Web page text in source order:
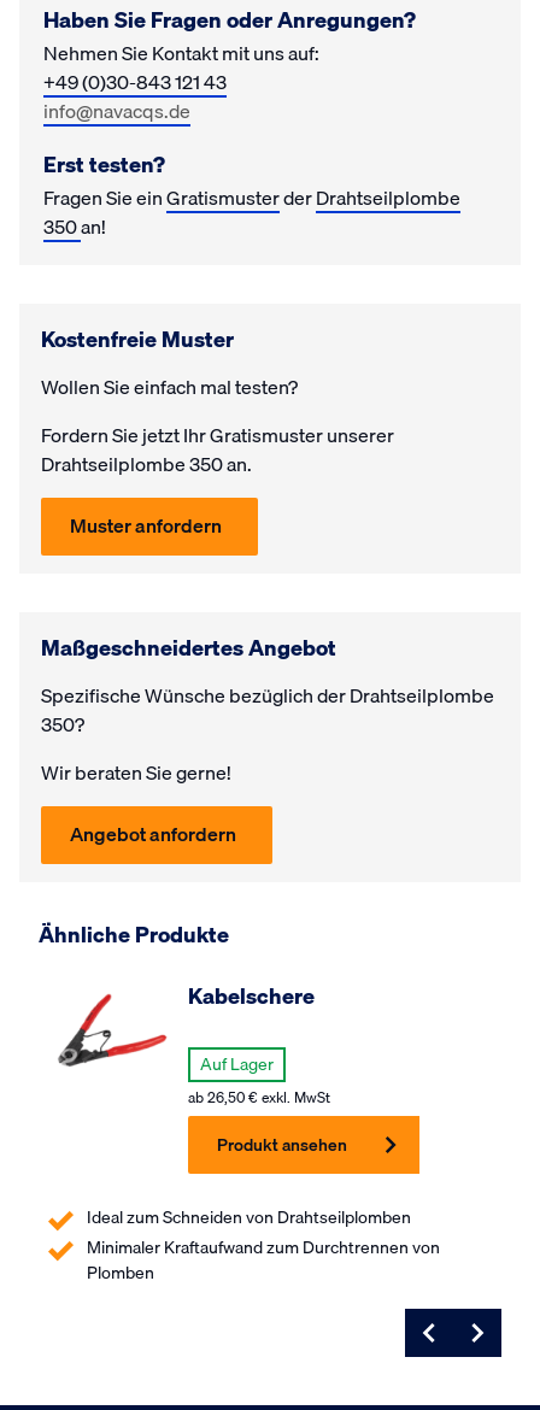
Haben Sie Fragen oder Anregungen?
Nehmen Sie Kontakt mit uns auf:
+49 (0)30-843 121 43
info@navacqs.de
Erst testen?
Fragen Sie einGratismusterderDrahtseilplombe
350an!
Kostenfreie Muster
Wollen Sie einfach mal testen?
Fordern Sie jetzt Ihr Gratis­muster unserer
Drahtseilplombe 350 an.
Muster anfordern
Maßgeschneidertes Angebot
Spezifische Wünsche bezüglich der Drahtseilplombe
350?
Wir beraten Sie gerne!
Angebot anfordern
Ähnliche Produkte
Ideal zum Schneiden von Drahtseilplomben
Minimaler Kraftaufwand zum Durchtrennen von
Plomben
Kabelschere
Auf Lager
ab26,50€ exkl. MwSt
Produkt ansehen